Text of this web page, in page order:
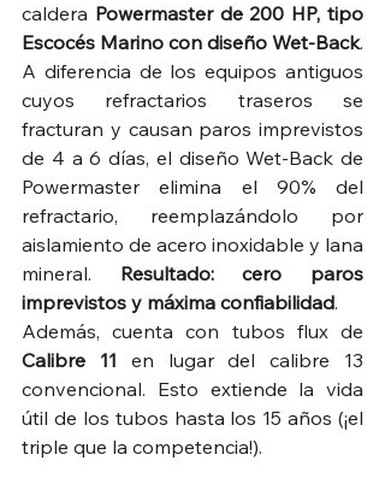
caldera Powermaster de 200 HP, tipo
Escocés Marino con diseño Wet-Back.
A diferencia de los equipos antiguos
cuyos refractarios traseros se
fracturan y causan paros imprevistos
de 4 a 6 días, el diseño Wet-Back de
Powermaster elimina el 90% del
refractario, reemplazándolo por
aislamiento de acero inoxidable y lana
mineral. Resultado: cero paros
imprevistos y máxima confiabilidad.
Calibre 11 en lugar del calibre 13
convencional. Esto extiende la vida
útil de los tubos hasta los 15 años (¡el
triple que la competencia!).